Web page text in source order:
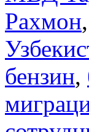
Рахмон,
бензин,